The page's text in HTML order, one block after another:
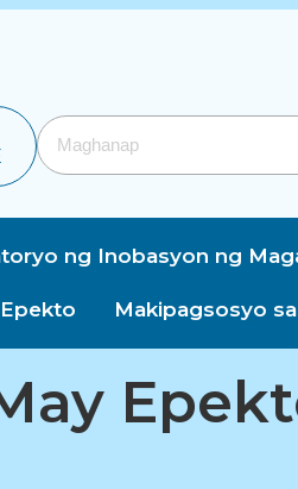
ng Inobasyon ng
Makipagsosyo